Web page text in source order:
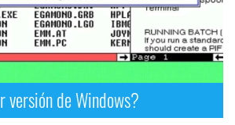
versión de Windows?